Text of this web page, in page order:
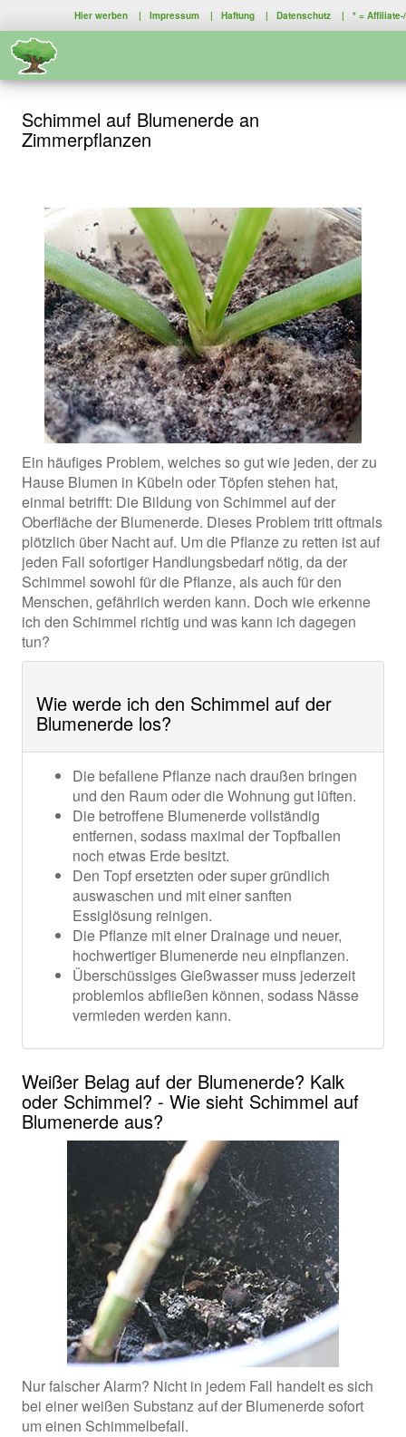
Hier werben| Impressum| Haftung| Datenschutz| * =
Schimmel auf Blumenerde an
Zimmerpflanzen
Ein häufiges Problem, welches so gut wie jeden, der zu
Hause Blumen in Kübeln oder Töpfen stehen hat,
einmal betrifft: Die Bildung von Schimmel auf der
Oberfläche der Blumenerde. Dieses Problem tritt oftmals
plötzlich über Nacht auf. Um die Pflanze zu retten ist auf
jeden Fall sofortiger Handlungsbedarf nötig, da der
Schimmel sowohl für die Pflanze, als auch für den
Menschen, gefährlich werden kann. Doch wie erkenne
ich den Schimmel richtig und was kann ich dagegen
tun?
Wie werde ich den Schimmel auf der
Blumenerde los?
Die befallene Pflanze nach draußen bringen
und den Raum oder die Wohnung gut lüften.
Die betroffene Blumenerde vollständig
entfernen, sodass maximal der Topfballen
noch etwas Erde besitzt.
Den Topf ersetzten oder super gründlich
auswaschen und mit einer sanften
Essiglösung reinigen.
Die Pflanze mit einer Drainage und neuer,
hochwertiger Blumenerde neu einpflanzen.
Überschüssiges Gießwasser muss jederzeit
problemlos abfließen können, sodass Nässe
vermieden werden kann.
Weißer Belag auf der Blumenerde? Kalk
oder Schimmel? - Wie sieht Schimmel auf
Blumenerde aus?
Nur falscher Alarm? Nicht in jedem Fall handelt es sich
bei einer weißen Substanz auf der Blumenerde sofort
um einen Schimmelbefall.